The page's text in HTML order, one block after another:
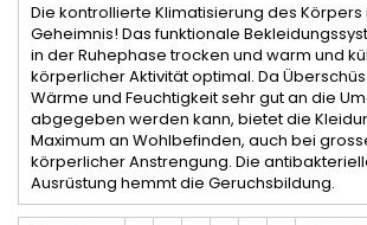
Die kontrollierte Klimatisierung des Körpers
Geheimnis! Das funktionale
in der Ruhephase trocken und warm und
körperlicher Aktivität optimal. Da
Wärme und Feuchtigkeit sehr gut an die
abgegeben werden kann, bietet die
Maximum an Wohlbefinden, auch bei
körperlicher Anstrengung. Die
Ausrüstung hemmt die Geruchsbildung.